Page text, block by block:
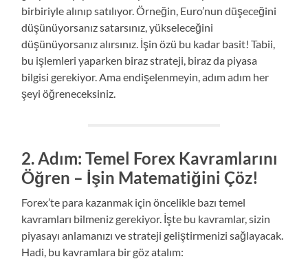
birbiriyle alınıp satılıyor. Örneğin, Euro’nun düşeceğini
düşünüyorsanız satarsınız, yükseleceğini
düşünüyorsanız alırsınız. İşin özü bu kadar basit! Tabii,
bu işlemleri yaparken biraz strateji, biraz da piyasa
bilgisi gerekiyor. Ama endişelenmeyin, adım adım her
şeyi öğreneceksiniz.
2. Adım: Temel Forex Kavramlarını
Öğren – İşin Matematiğini Çöz!
Forex’te para kazanmak için öncelikle bazı temel
kavramları bilmeniz gerekiyor. İşte bu kavramlar, sizin
piyasayı anlamanızı ve strateji geliştirmenizi sağlayacak.
Hadi, bu kavramlara bir göz atalım: